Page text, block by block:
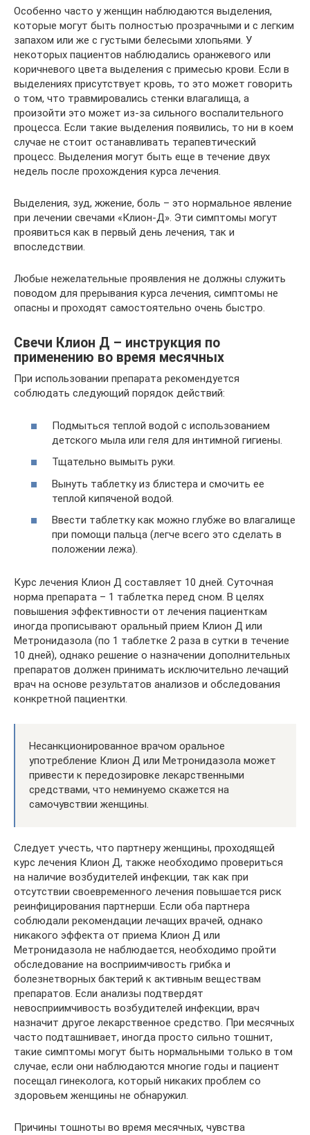
Особенно часто у женщин наблюдаются выделения,
которые могут быть полностью прозрачными и с легким
запахом или же с густыми белесыми хлопьями. У
некоторых пациентов наблюдались оранжевого или
коричневого цвета выделения с примесью крови. Если в
выделениях присутствует кровь, то это может говорить
о том, что травмировались стенки влагалища, а
произойти это может из-за сильного воспалительного
процесса. Если такие выделения появились, то ни в коем
случае не стоит останавливать терапевтический
процесс. Выделения могут быть еще в течение двух
недель после прохождения курса лечения.
Выделения, зуд, жжение, боль – это нормальное явление
при лечении свечами «Клион-Д». Эти симптомы могут
проявиться как в первый день лечения, так и
впоследствии.
Любые нежелательные проявления не должны служить
поводом для прерывания курса лечения, симптомы не
опасны и проходят самостоятельно очень быстро.
Свечи Клион Д – инструкция по
применению во время месячных
При использовании препарата рекомендуется
соблюдать следующий порядок действий:
Подмыться теплой водой с использованием
детского мыла или геля для интимной гигиены.
Тщательно вымыть руки.
Вынуть таблетку из блистера и смочить ее
теплой кипяченой водой.
Ввести таблетку как можно глубже во влагалище
при помощи пальца (легче всего это сделать в
положении лежа).
Курс лечения Клион Д составляет 10 дней. Суточная
норма препарата – 1 таблетка перед сном. В целях
повышения эффективности от лечения пациенткам
иногда прописывают оральный прием Клион Д или
Метронидазола (по 1 таблетке 2 раза в сутки в течение
10 дней), однако решение о назначении дополнительных
препаратов должен принимать исключительно лечащий
врач на основе результатов анализов и обследования
конкретной пациентки.
Несанкционированное врачом оральное
употребление Клион Д или Метронидазола может
привести к передозировке лекарственными
средствами, что неминуемо скажется на
самочувствии женщины.
Следует учесть, что партнеру женщины, проходящей
курс лечения Клион Д, также необходимо провериться
на наличие возбудителей инфекции, так как при
отсутствии своевременного лечения повышается риск
реинфицирования партнерши. Если оба партнера
соблюдали рекомендации лечащих врачей, однако
никакого эффекта от приема Клион Д или
Метронидазола не наблюдается, необходимо пройти
обследование на восприимчивость грибка и
болезнетворных бактерий к активным веществам
препаратов. Если анализы подтвердят
невосприимчивость возбудителей инфекции, врач
назначит другое лекарственное средство. При месячных
часто подташнивает, иногда просто сильно тошнит,
такие симптомы могут быть нормальными только в том
случае, если они наблюдаются многие годы и пациент
посещал гинеколога, который никаких проблем со
здоровьем женщины не обнаружил.
Причины тошноты во время месячных, чувства